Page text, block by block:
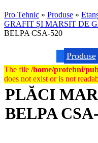
Pro Tehnic » Produse »
GRAFIT ȘI MARSIT DE
BELPA CSA-520
Produse
The file /home/protehni/
does not exist or is not
PLĂCI
BELPA